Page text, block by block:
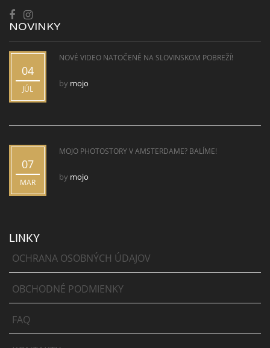
NOVINKY
04
JÚL
NOVÉ VIDEO NATOČENÉ NA SLOVINSKOM POBREŽÍ!
by mojo
07
MAR
MOJO PHOTOSTORY V AMSTERDAME? BALÍME!
by mojo
LINKY
OCHRANA OSOBNÝCH ÚDAJOV
OBCHODNÉ PODMIENKY
FAQ